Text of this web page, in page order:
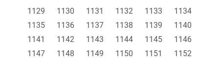
1129
1130 1131 1132 1133
1134
1135
1136 1137 1138 1139
1140
1141
1142 1143 1144 1145
1146
1147
1148 1149 1150 1151 1152